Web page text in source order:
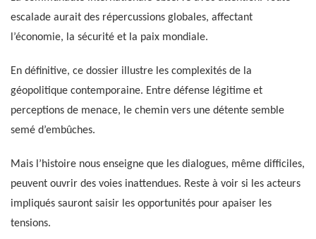
escalade aurait des répercussions globales, affectant
l’économie, la sécurité et la paix mondiale.
En définitive, ce dossier illustre les complexités de la
géopolitique contemporaine. Entre défense légitime et
perceptions de menace, le chemin vers une détente semble
semé d’embûches.
Mais l’histoire nous enseigne que les dialogues, même difficiles,
peuvent ouvrir des voies inattendues. Reste à voir si les acteurs
impliqués sauront saisir les opportunités pour apaiser les
tensions.